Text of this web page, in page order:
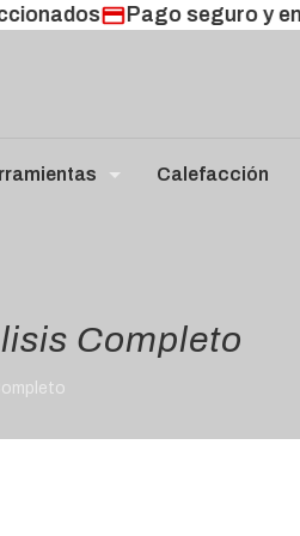
Pago seguro y
Calefacción
Completo